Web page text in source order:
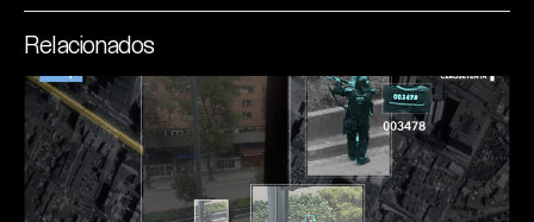
Relacionados